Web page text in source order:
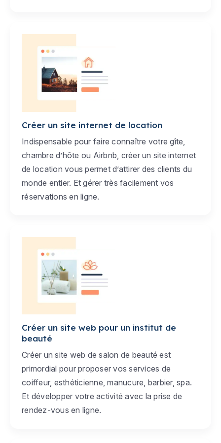
Créer un site internet de location
Indispensable pour faire connaître votre gîte,
chambre d’hôte ou Airbnb, créer un site internet
de location vous permet d’attirer des clients du
monde entier. Et gérer très facilement vos
réservations en ligne.
Créer un site web pour un institut de
beauté
Créer un site web de salon de beauté est
primordial pour proposer vos services de
coiffeur, esthéticienne, manucure, barbier, spa.
Et développer votre activité avec la prise de
rendez-vous en ligne.